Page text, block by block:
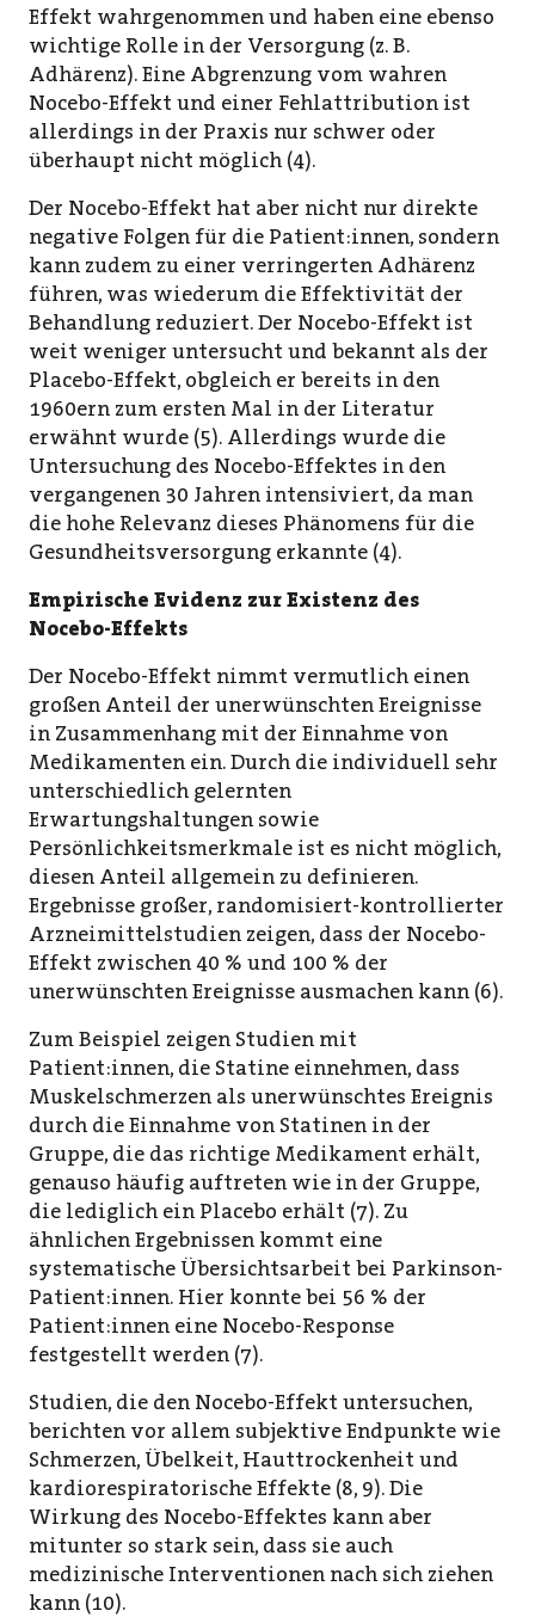
Effekt wahrgenommen und haben eine ebenso
wichtige Rolle in der Versorgung (z. B.
Adhärenz). Eine Abgrenzung vom wahren
Nocebo-Effekt und einer Fehlattribution ist
allerdings in der Praxis nur schwer oder
überhaupt nicht möglich (4).
Der Nocebo-Effekt hat aber nicht nur direkte
negative Folgen für die Patient:innen, sondern
kann zudem zu einer verringerten Adhärenz
führen, was wiederum die Effektivität der
Behandlung reduziert. Der Nocebo-Effekt ist
weit weniger untersucht und bekannt als der
Placebo-Effekt, obgleich er bereits in den
1960ern zum ersten Mal in der Literatur
erwähnt wurde (5). Allerdings wurde die
Untersuchung des Nocebo-Effektes in den
vergangenen 30 Jahren intensiviert, da man
die hohe Relevanz dieses Phänomens für die
Gesundheitsversorgung erkannte (4).
Empirische Evidenz zur Existenz des
Nocebo-Effekts
Der Nocebo-Effekt nimmt vermutlich einen
großen Anteil der unerwünschten Ereignisse
in Zusammenhang mit der Einnahme von
Medikamenten ein. Durch die individuell sehr
unterschiedlich gelernten
Erwartungshaltungen sowie
Persönlichkeitsmerkmale ist es nicht möglich,
diesen Anteil allgemein zu definieren.
Ergebnisse großer, randomisiert-kontrollierter
Arzneimittelstudien zeigen, dass der Nocebo-
Effekt zwischen 40 % und 100 % der
unerwünschten Ereignisse ausmachen kann (6).
Zum Beispiel zeigen Studien mit
Patient:innen, die Statine einnehmen, dass
Muskelschmerzen als unerwünschtes Ereignis
durch die Einnahme von Statinen in der
Gruppe, die das richtige Medikament erhält,
genauso häufig auftreten wie in der Gruppe,
die lediglich ein Placebo erhält (7). Zu
ähnlichen Ergebnissen kommt eine
systematische Übersichtsarbeit bei Parkinson-
Patient:innen. Hier konnte bei 56 % der
Patient:innen eine Nocebo-Response
festgestellt werden (7).
Studien, die den Nocebo-Effekt untersuchen,
berichten vor allem subjektive Endpunkte wie
Schmerzen, Übelkeit, Hauttrockenheit und
kardiorespiratorische Effekte (8, 9). Die
Wirkung des Nocebo-Effektes kann aber
mitunter so stark sein, dass sie auch
medizinische Interventionen nach sich ziehen
kann (10).